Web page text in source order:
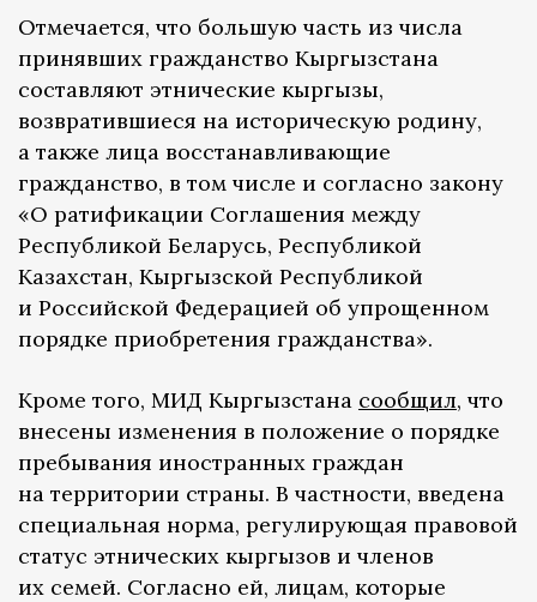
Отмечается, что большую часть из числа
принявших гражданство Кыргызстана
составляют этнические кыргызы,
возвратившиеся на историческую родину,
а также лица восстанавливающие
гражданство, в том числе и согласно закону
«О ратификации Соглашения между
Республикой Беларусь, Республикой
Казахстан, Кыргызской Республикой
и Российской Федерацией об упрощенном
порядке приобретения гражданства».
Кроме того, МИД Кыргызстана сообщил, что
внесены изменения в положение о порядке
пребывания иностранных граждан
на территории страны. В частности, введена
специальная норма, регулирующая правовой
статус этнических кыргызов и членов
их семей. Согласно ей, лицам, которые